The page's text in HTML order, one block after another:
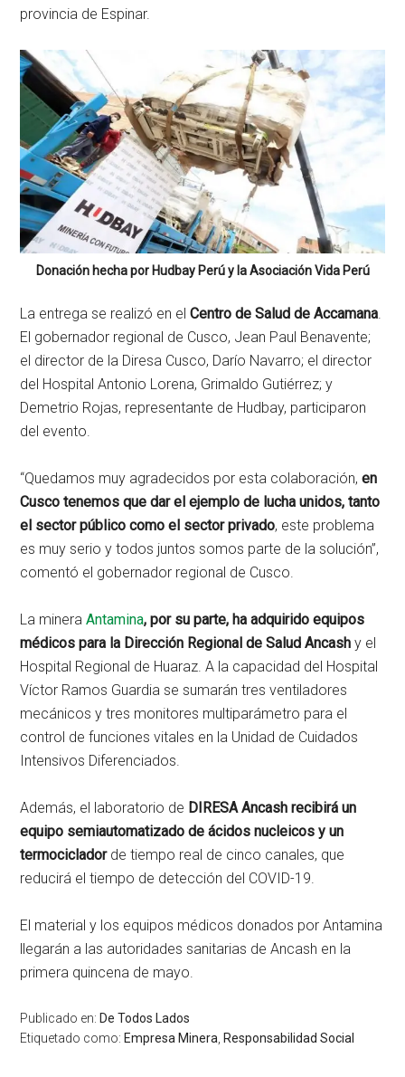
provincia de Espinar.
Donación hecha por Hudbay Perú y la Asociación Vida Perú
La entrega se realizó en elCentro de Salud de Accamana.
El gobernador regional de Cusco, Jean Paul Benavente;
el director de la Diresa Cusco, Darío Navarro; el director
del Hospital Antonio Lorena, Grimaldo Gutiérrez; y
Demetrio Rojas, representante de Hudbay, participaron
del evento.
“Quedamos muy agradecidos por esta colaboración,en
Cusco tenemos que dar el ejemplo de lucha unidos, tanto
el sector público como el sector privado, este problema
es muy serio y todos juntos somos parte de la solución”,
comentó el gobernador regional de Cusco.
La mineraAntamina, por su parte, ha adquirido equipos
médicos para la Dirección Regional de Salud Ancash y el
Hospital Regional de Huaraz. A la capacidad del Hospital
Víctor Ramos Guardia se sumarán tres ventiladores
mecánicos y tres monitores multiparámetro para el
control de funciones vitales en la Unidad de Cuidados
Intensivos Diferenciados.
Además, el laboratorio de DIRESA Ancash recibirá un
equipo semiautomatizado de ácidos nucleicos y un
termocicladorde tiempo real de cinco canales, que
reducirá el tiempo de detección del COVID-19.
El material y los equipos médicos donados por Antamina
llegarán a las autoridades sanitarias de Ancash en la
primera quincena de mayo.
Publicado en: De Todos Lados
Etiquetado como: Empresa Minera, Responsabilidad Social